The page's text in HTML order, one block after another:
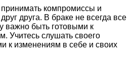
компромиссы и
друга. В браке не всегда все
важно быть готовыми к
Учитесь слушать своего
к изменениям в себе и своих